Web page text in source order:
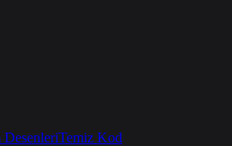
DesenleriTemiz Kod